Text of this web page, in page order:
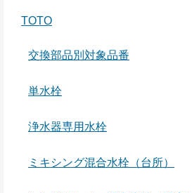
TOTO
交換部品別対象品番
単水栓
浄水器専用水栓
ミキシング混合水栓（台所）